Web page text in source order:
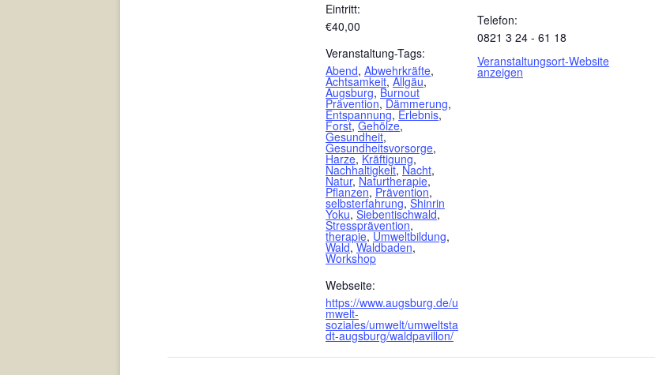
Eintritt:
€40,00
Veranstaltung-Tags:
Abend, Abwehrkräfte,
Achtsamkeit,Allgäu,
Augsburg,Burnout
Prävention,Dämmerung,
Entspannung,Erlebnis,
Forst,Gehölze,
Gesundheit,
Gesundheitsvorsorge,
Harze,Kräftigung,
Nachhaltigkeit,Nacht,
Natur,Naturtherapie,
Pflanzen,Prävention,
selbsterfahrung,Shinrin
Yoku,Siebentischwald,
Stressprävention,
therapie,Umweltbildung,
Wald,Waldbaden,
Workshop
Webseite:
https://www.augsburg.de/u
mwelt-
soziales/umwelt/umweltsta
dt-augsburg/waldpavillon/
Telefon:
0821 3 24 - 61 18
Veranstaltungsort-Website
anzeigen